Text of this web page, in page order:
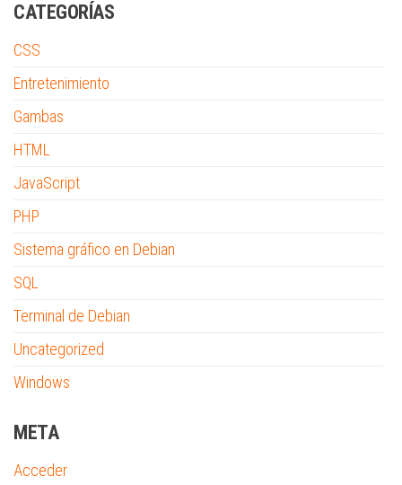
CATEGORÍAS
CSS
Entretenimiento
Gambas
HTML
JavaScript
PHP
Sistema gráfico en Debian
SQL
Terminal de Debian
Uncategorized
Windows
META
Acceder